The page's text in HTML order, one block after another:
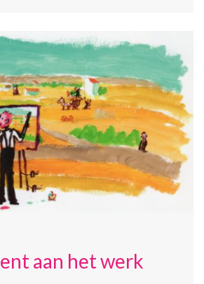
aan het werk